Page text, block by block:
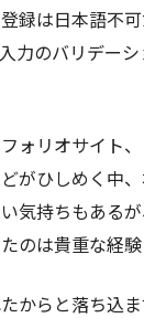
録は日本語不
力のバリデー
ォリオサイト
がひしめく中
気持ちもある
のは貴重な経験
からと落ち込